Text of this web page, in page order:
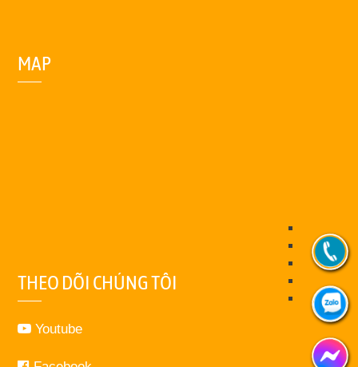
MAP
THEO DÕI CHÚNG TÔI
Youtube